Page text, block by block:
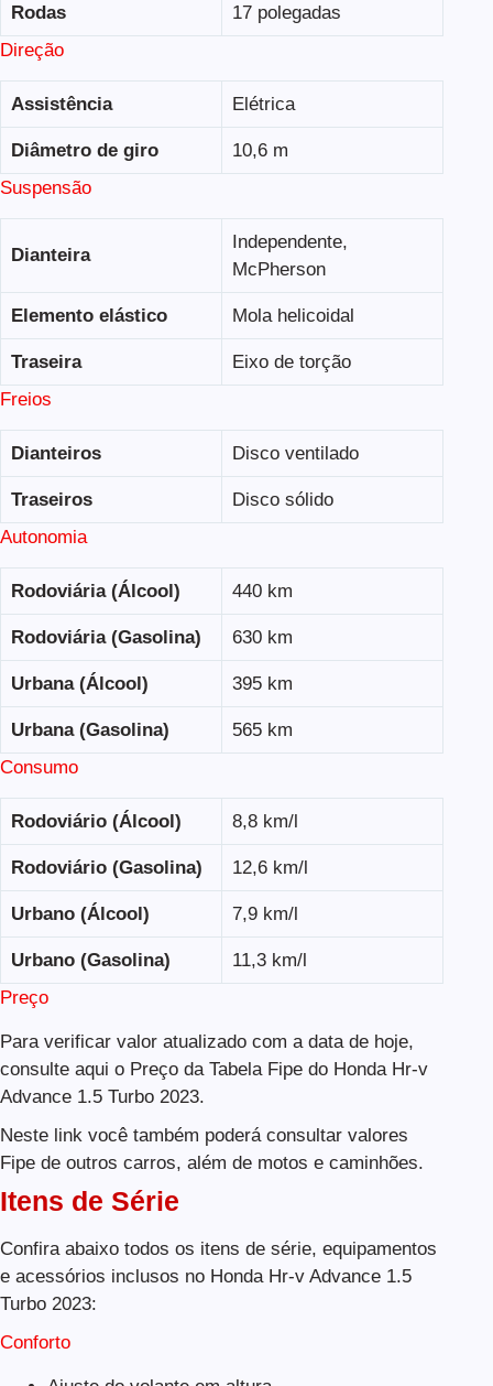
Rodas
17 polegadas
Direção
Assistência Elétrica
Diâmetro de giro
10,6 m
Suspensão
Dianteira
Independente,
McPherson
Elemento elástico Mola helicoidal
Traseira
Eixo de torção
Freios
Dianteiros Disco ventilado
Traseiros
Disco sólido
Autonomia
Rodoviária (Álcool) 440 km
Rodoviária (Gasolina) 630 km
Urbana (Álcool) 395 km
Urbana (Gasolina)
565 km
Consumo
Rodoviário (Álcool) 8,8 km/l
Rodoviário (Gasolina) 12,6 km/l
Urbano (Álcool) 7,9 km/l
Urbano (Gasolina)
11,3 km/l
Preço
Para verificar valor atualizado com a data de hoje,
consulte aqui o Preço da Tabela Fipe do Honda Hr-v
Advance 1.5 Turbo 2023.
Neste link você também poderá consultar valores
Fipe de outros carros, além de motos e caminhões.
Itens de Série
Confira abaixo todos os itens de série, equipamentos
e acessórios inclusos no Honda Hr-v Advance 1.5
Turbo 2023:
Conforto